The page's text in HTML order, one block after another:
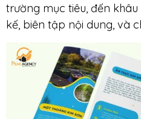
trường mục tiêu, đến
kế, biên tập nội dung, và